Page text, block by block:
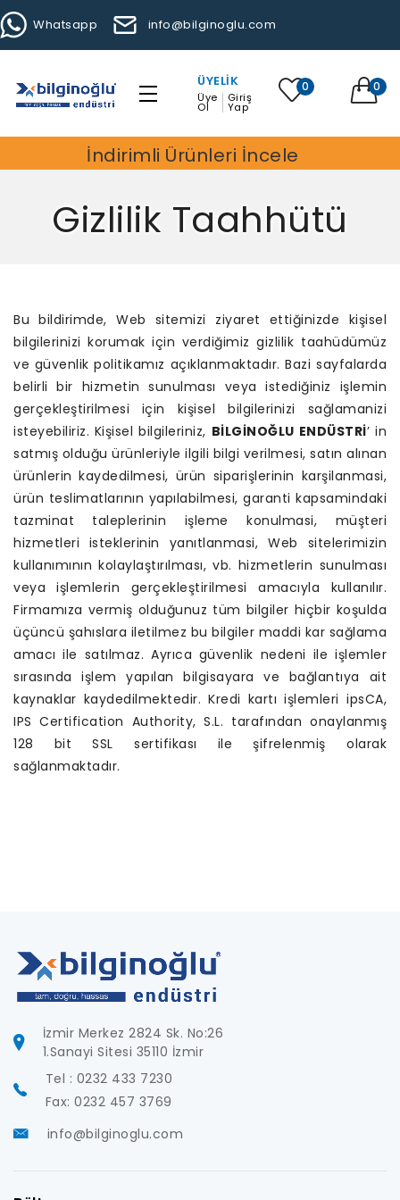
Whatsapp info@bilginoglu.com
ÜYELIK
Üye
Ol
Giriş
Yap
0 0
İndirimli Ürünleri İncele
Gizlilik Taahhütü
Bu bildirimde, Web sitemizi ziyaret ettiğinizde kişisel
bilgilerinizi korumak için verdiğimiz gizlilik taahüdümüz
ve güvenlik politikamız açıklanmaktadır. Bazi sayfalarda
belirli bir hizmetin sunulması veya istediğiniz işlemin
gerçekleştirilmesi için kişisel bilgilerinizi sağlamanizi
isteyebiliriz. Kişisel bilgileriniz, BİLGİNOĞLU ENDÜSTRİ’ in
satmış olduğu ürünleriyle ilgili bilgi verilmesi, satın alınan
ürünlerin kaydedilmesi, ürün siparişlerinin karşilanmasi,
ürün teslimatlarının yapılabilmesi, garanti kapsamindaki
tazminat taleplerinin işleme konulmasi, müşteri
hizmetleri isteklerinin yanıtlanmasi, Web sitelerimizin
kullanımının kolaylaştırılması, vb. hizmetlerin sunulması
veya işlemlerin gerçekleştirilmesi amacıyla kullanılır.
Firmamıza vermiş olduğunuz tüm bilgiler hiçbir koşulda
üçüncü şahıslara iletilmez bu bilgiler maddi kar sağlama
amacı ile satılmaz. Ayrıca güvenlik nedeni ile işlemler
sırasında işlem yapılan bilgisayara ve bağlantıya ait
kaynaklar kaydedilmektedir. Kredi kartı işlemleri ipsCA,
IPS Certification Authority, S.L. tarafından onaylanmış
128 bit SSL sertifikası ile şifrelenmiş olarak
sağlanmaktadır.
İzmir Merkez 2824 Sk. No:26
1.Sanayi Sitesi 35110 İzmir
Tel : 0232 433 7230
Fax: 0232 457 3769
info@bilginoglu.com